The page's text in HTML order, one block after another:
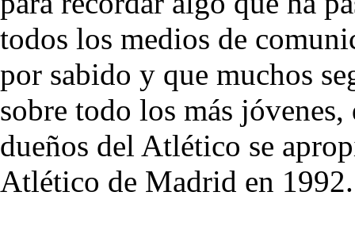
todos los medios de
por sabido y que muchos
sobre todo los más
dueños del Atlético se
Atlético de Madrid en 1992.